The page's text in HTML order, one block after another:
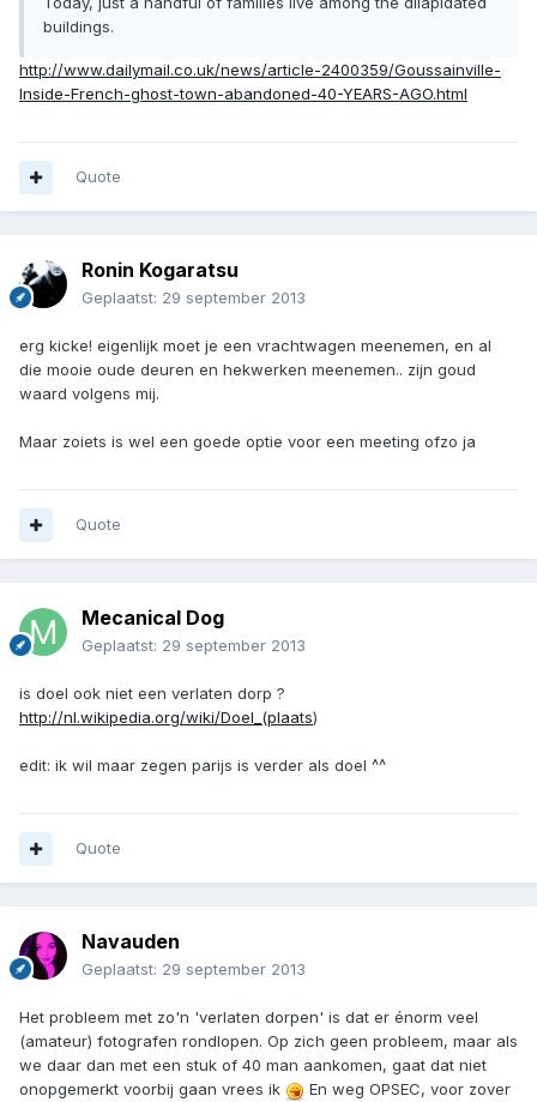
buildings.
http://www.dailymail.co.uk/news/article-2400359/Goussainville-
Inside-French-ghost-town-abandoned-40-YEARS-AGO.html
Quote
Ronin Kogaratsu
Geplaatst: 29 september 2013
erg kicke! eigenlijk moet je een vrachtwagen meenemen, en al
die mooie oude deuren en hekwerken meenemen.. zijn goud
waard volgens mij.
Maar zoiets is wel een goede optie voor een meeting ofzo ja
Quote
Mecanical Dog
Geplaatst: 29 september 2013
is doel ook niet een verlaten dorp ?
http://nl.wikipedia.org/wiki/Doel_(plaats)
edit: ik wil maar zegen parijs is verder als doel ^^
Quote
Navauden
Geplaatst: 29 september 2013
Het probleem met zo'n 'verlaten dorpen' is dat er énorm veel
(amateur) fotografen rondlopen. Op zich geen probleem, maar als
we daar dan met een stuk of 40 man aankomen, gaat dat niet
onopgemerkt voorbij gaan vrees ik
En weg OPSEC, voor zover